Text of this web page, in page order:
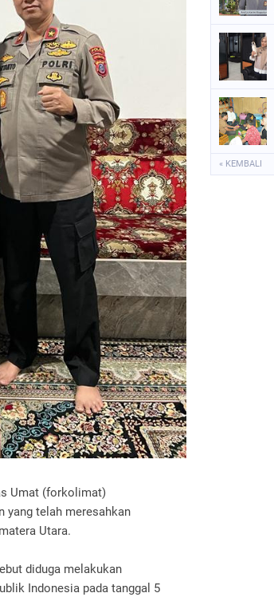
Umat (forkolimat)
yang telah meresahkan
Utara.
diduga melakukan
Indonesia pada tanggal 5
« KEMBALI